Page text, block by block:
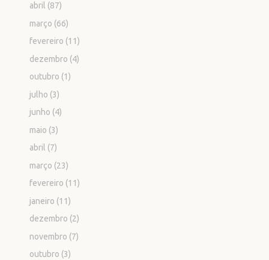
abril (87)
março (66)
fevereiro (11)
dezembro (4)
outubro (1)
julho (3)
junho (4)
maio (3)
abril (7)
março (23)
fevereiro (11)
janeiro (11)
dezembro (2)
novembro (7)
outubro (3)